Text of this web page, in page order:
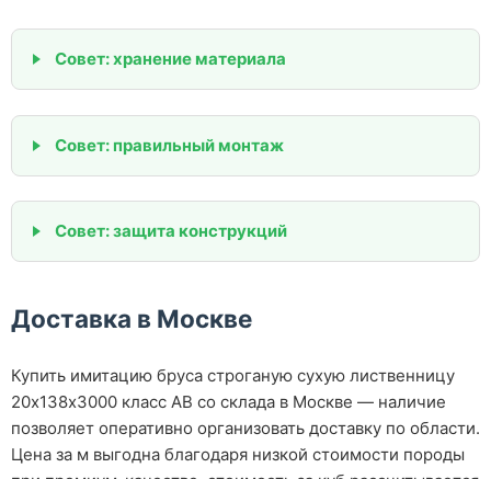
Совет: хранение материала
Совет: правильный монтаж
Совет: защита конструкций
Доставка в Москве
Купить имитацию бруса строганую сухую лиственницу
20х138х3000 класс АВ со склада в Москве — наличие
позволяет оперативно организовать доставку по области.
Цена за м выгодна благодаря низкой стоимости породы